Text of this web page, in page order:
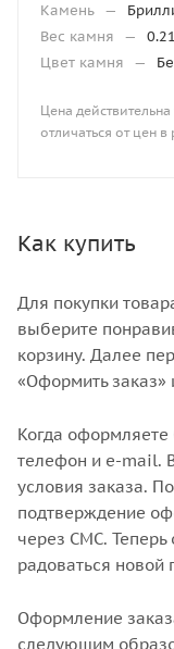
Камень —
Вес камня
—
0.21
Цвет камня
—
Цена
отличаться от цен
Как купить
Для покупки
выберите
корзину. Далее
«Оформить заказ»
Когда
телефон и e-mail.
условия заказа.
подтверждение
через СМС. Теперь
радоваться новой
Оформление
следующим